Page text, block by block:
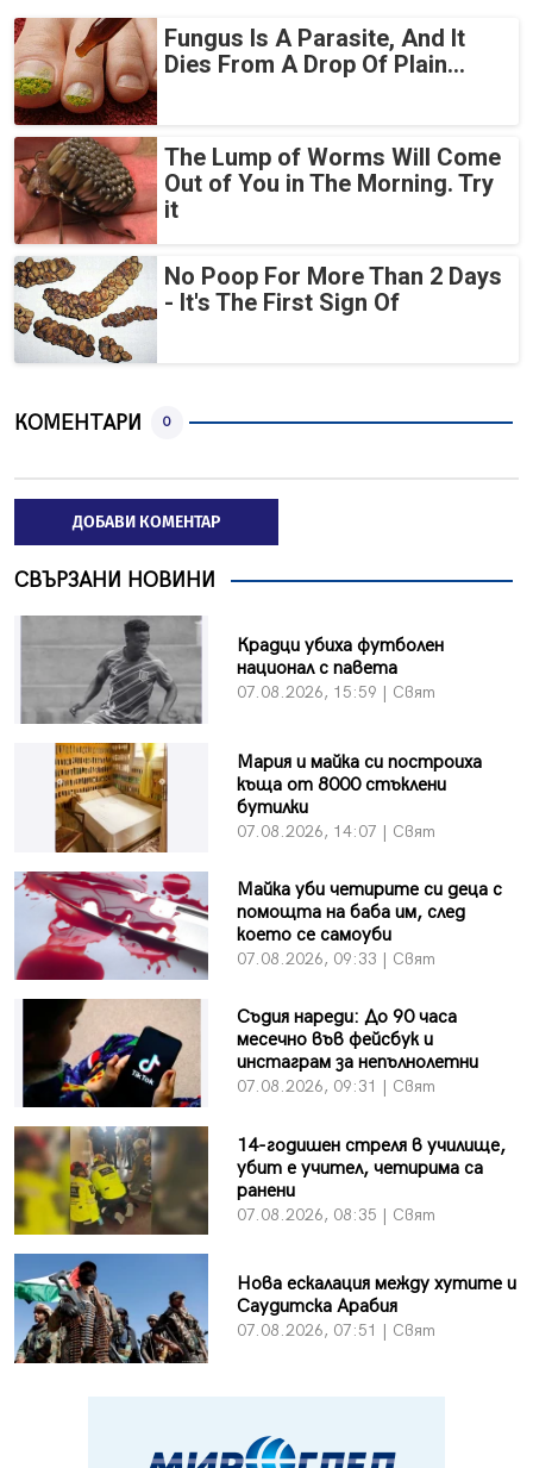
Fungus Is A Parasite, And It
Dies From A Drop Of Plain...
The Lump of Worms Will Come
Out of You in The Morning. Try
it
No Poop For More Than 2 Days
- It's The First Sign Of
КОМЕНТАРИ 0
ДОБАВИ КОМЕНТАР
СВЪРЗАНИ НОВИНИ
Крадци убиха футболен
национал с павета
07.08.2026, 15:59 | Свят
Мария и майка си построиха
къща от 8000 стъклени
бутилки
07.08.2026, 14:07 | Свят
Майка уби четирите си деца с
помощта на баба им, след
което се самоуби
07.08.2026, 09:33 | Свят
Съдия нареди: До 90 часа
месечно във фейсбук и
инстаграм за непълнолетни
07.08.2026, 09:31 | Свят
14-годишен стреля в училище,
убит е учител, четирима са
ранени
07.08.2026, 08:35 | Свят
Нова ескалация между хутите и
Саудитска Арабия
07.08.2026, 07:51 | Свят